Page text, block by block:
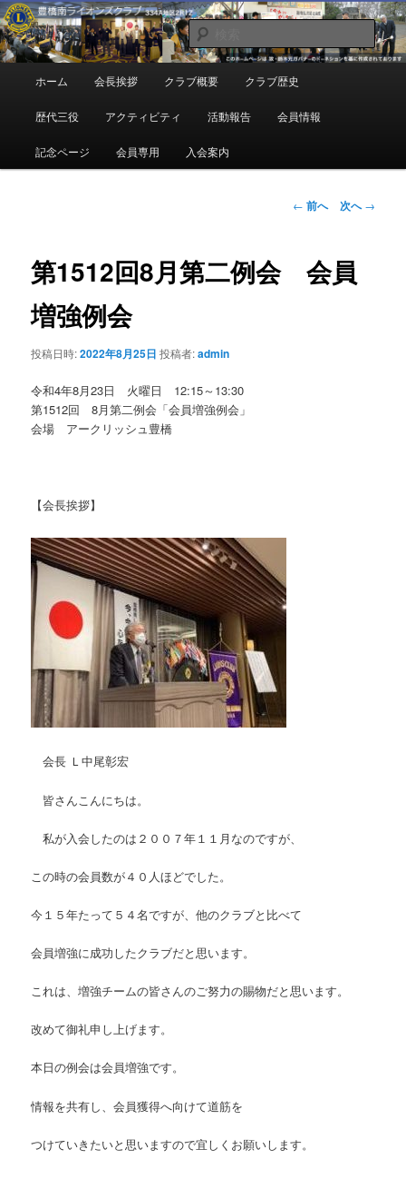
メ
イ
ン
コ
豊橋南ライオンズクラブ
地域奉仕ボランティア
検
索
ュ
ホーム 会長挨拶 クラブ概要 クラブ歴史
歴代三役 アクティビティ 活動報告 会員情報
記念ページ 会員専用 入会案内
投
← 前へ 次へ→
第1512回8月第二例会 会員
増強例会
投稿日時:2022年8月25日 投稿者:admin
令和4年8月23日 火曜日 12:15～13:30
第1512回 8月第二例会「会員増強例会」
会場 アークリッシュ豊橋
【会長挨拶】
会長 Ｌ中尾彰宏
皆さんこんにちは。
私が入会したのは２００７年１１月なのですが、
この時の会員数が４０人ほどでした。
今１５年たって５４名ですが、他のクラブと比べて
会員増強に成功したクラブだと思います。
これは、増強チームの皆さんのご努力の賜物だと思います。
改めて御礼申し上げます。
本日の例会は会員増強です。
情報を共有し、会員獲得へ向けて道筋を
つけていきたいと思いますので宜しくお願いします。